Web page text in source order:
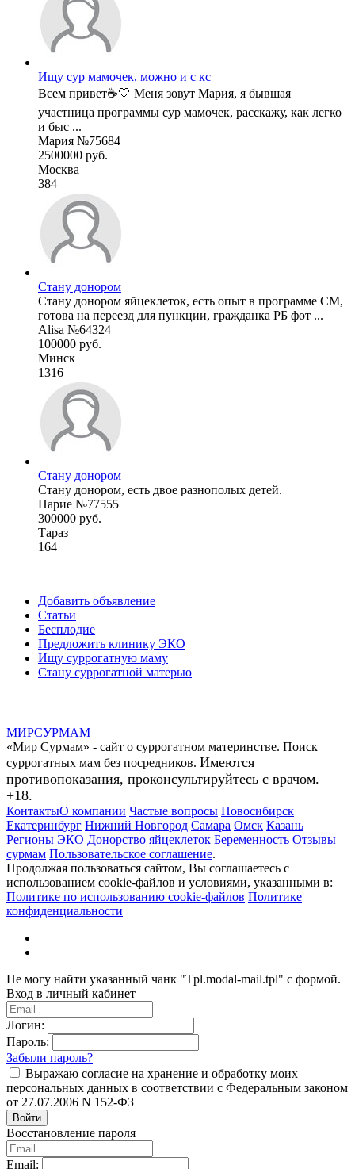
Ищу сур мамочек, можно и с кс
Всем привет☕️🤍 Меня зовут Мария, я бывшая
участница программы сур мамочек, расскажу, как легко
и быс ...
Мария №75684
2500000 руб.
Москва
384
Стану донором
Стану донором яйцеклеток, есть опыт в программе СМ,
готова на переезд для пункции, гражданка РБ фот ...
Alisa №64324
100000 руб.
Минск
1316
Стану донором
Стану донором, есть двое разнополых детей.
Нарие №77555
300000 руб.
Тараз
164
Добавить объявление
Статьи
Бесплодие
Предложить клинику ЭКО
Ищу суррогатную маму
Стану суррогатной матерью
МИРСУРМАМ
«Мир Сурмам» - сайт о суррогатном материнстве. Поиск
суррогатных мам без посредников. Имеются
противопоказания, проконсультируйтесь с врачом.
+18.
КонтактыО компании Частые вопросы Новосибирск
Екатеринбург Нижний Новгород Самара Омск Казань
Регионы ЭКО Донорство яйцеклеток Беременность Отзывы
сурмам Пользовательское соглашение.
Продолжая пользоваться сайтом, Вы соглашаетесь с
использованием cookie-файлов и условиями, указанными в:
Политике по использованию cookie-файлов Политике
конфиденциальности
Не могу найти указанный чанк "Tpl.modal-mail.tpl" с формой.
Вход в личный кабинет
Логин:
Пароль:
Забыли пароль?
Выражаю согласие на хранение и обработку моих
персональных данных в соответствии с Федеральным законом
от 27.07.2006 N 152-ФЗ
Войти
Восстановление пароля
Email: